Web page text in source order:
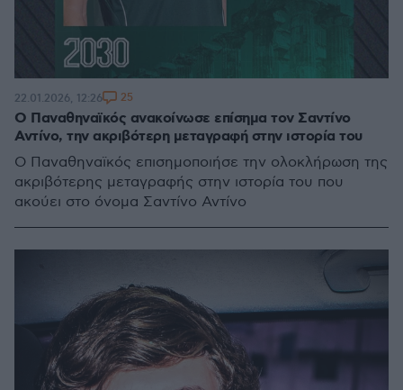
Ο Παναθηναϊκός ανακοίνωσε επίσημα τον Σαντίνο
Αντίνο, την ακριβότερη μεταγραφή στην ιστορία του
Ο Παναθηναϊκός επισημοποιήσε την ολοκλήρωση της
ακριβότερης μεταγραφής στην ιστορία του που
ακούει στο όνομα Σαντίνο Αντίνο
22.01.2026, 12:26 25